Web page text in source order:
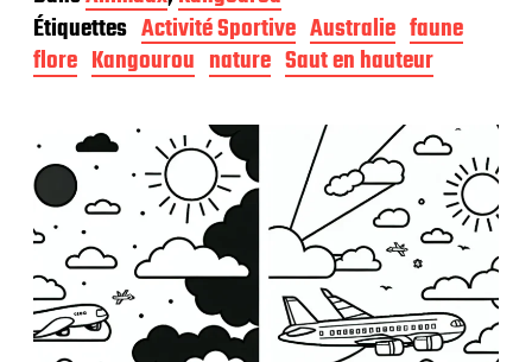
t
e
d
e
b
l
i
c
a
t
i
o
n
Étiquettes Activité Sportive Australie faune
flore Kangourou nature Saut en hauteur